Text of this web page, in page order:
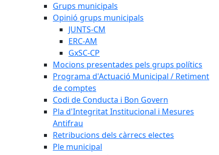
Grups municipals
Opinió grups municipals
JUNTS-CM
ERC-AM
GxSC-CP
Mocions presentades pels grups polítics
Programa d'Actuació Municipal / Retiment
de comptes
Codi de Conducta i Bon Govern
Pla d'Integritat Institucional i Mesures
Antifrau
Retribucions dels càrrecs electes
Ple municipal